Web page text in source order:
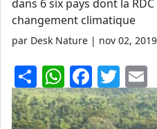
dans 6 six pays dont la
changement climatique
par Desk Nature | nov 02, 2019
S
h
ar
W
h
at
F
a
c
T
w
itt